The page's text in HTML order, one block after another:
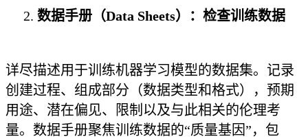
2. 数据手册（Data Sheets）：检查训练数据
详尽描述用于训练机器学习模型的数据集。记录
创建过程、组成部分（数据类型和格式），预期
用途、潜在偏见、限制以及与此相关的伦理考
量。数据手册聚焦训练数据的“质量基因”，包